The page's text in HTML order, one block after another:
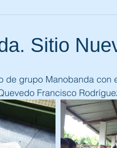
Sitio
de grupo Manobanda con
Francisco